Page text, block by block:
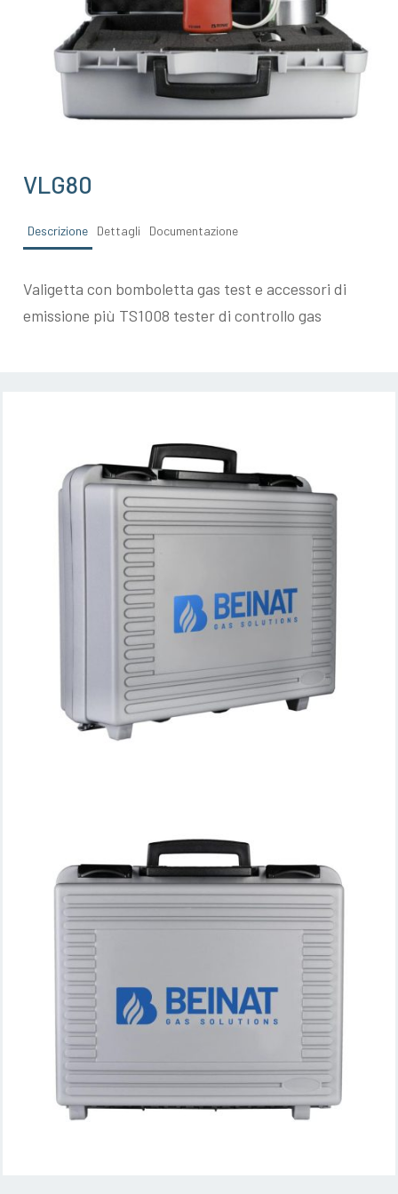
VLG80
Descrizione Dettagli Documentazione
Valigetta con bomboletta gas test e accessori di
emissione più TS1008 tester di controllo gas